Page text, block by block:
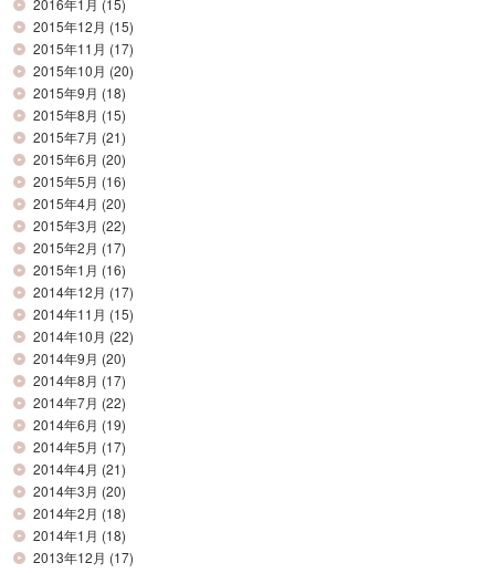
2015年12月 (15)
2015年11月 (17)
2015年10月 (20)
2015年9月 (18)
2015年8月 (15)
2015年7月 (21)
2015年6月 (20)
2015年5月 (16)
2015年4月 (20)
2015年3月 (22)
2015年2月 (17)
2015年1月 (16)
2014年12月 (17)
2014年11月 (15)
2014年10月 (22)
2014年9月 (20)
2014年8月 (17)
2014年7月 (22)
2014年6月 (19)
2014年5月 (17)
2014年4月 (21)
2014年3月 (20)
2014年2月 (18)
2014年1月 (18)
2013年12月 (17)